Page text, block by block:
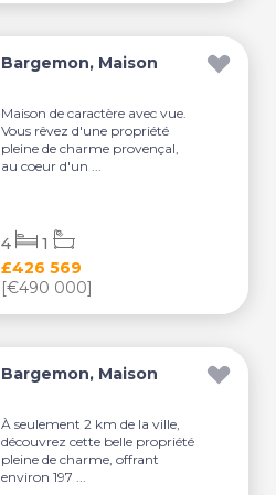
Bargemon, Maison
Maison de caractère avec vue.
Vous rêvez d'une propriété
pleine de charme provençal,
au coeur d'un ...
£426 569
[€490 000]
4 1
Bargemon, Maison
À seulement 2 km de la ville,
découvrez cette belle propriété
pleine de charme, offrant
environ 197 ...